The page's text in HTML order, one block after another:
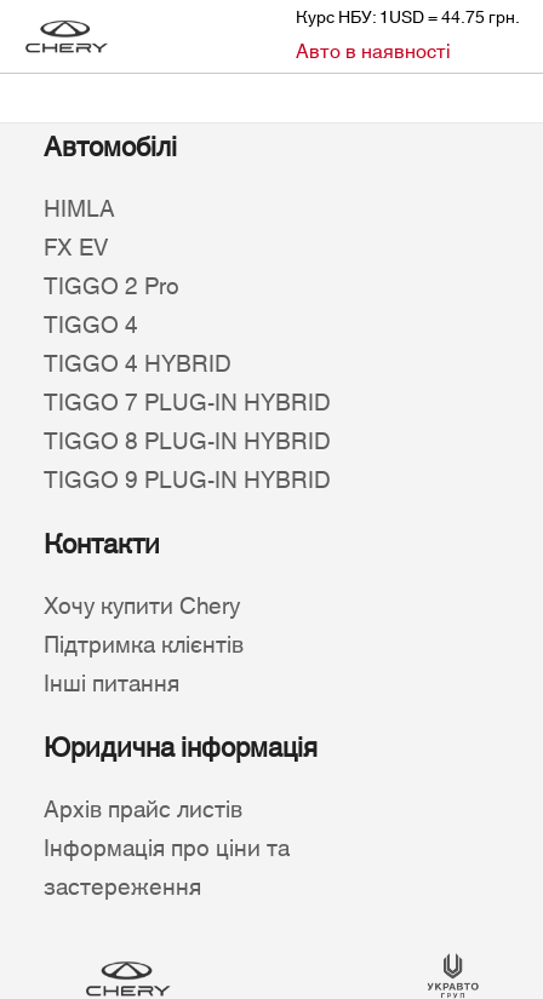
Курс НБУ: 1USD = 44.75 грн.
Авто в наявності
CHERY
Автомобілі
HIMLA
FX EV
TIGGO 2 Pro
TIGGO 4
TIGGO 4 HYBRID
TIGGO 7 PLUG-IN HYBRID
TIGGO 8 PLUG-IN HYBRID
TIGGO 9 PLUG-IN HYBRID
Контакти
Хочу купити Chery
Підтримка клієнтів
Інші питання
Юридична інформація
Архів прайс листів
Інформація про ціни та
застереження